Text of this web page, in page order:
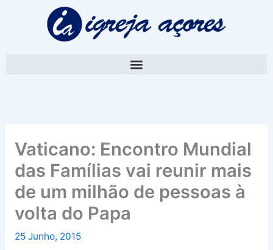
Vaticano: Encontro Mundial
das Famílias vai reunir mais
de um milhão de pessoas à
volta do Papa
25 Junho, 2015